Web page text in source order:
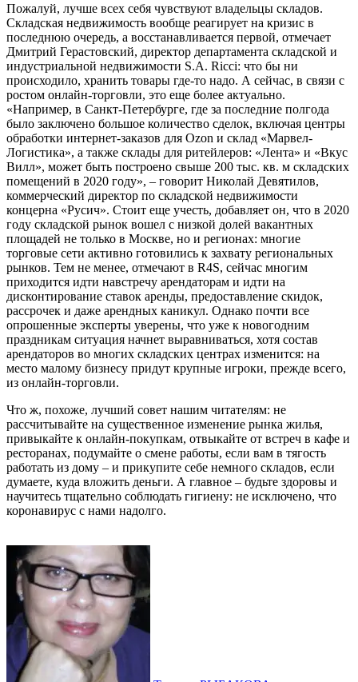
Пожалуй, лучше всех себя чувствуют владельцы складов.
Складская недвижимость вообще реагирует на кризис в
последнюю очередь, а восстанавливается первой, отмечает
Дмитрий Герастовский, директор департамента складской и
индустриальной недвижимости S.A. Ricci: что бы ни
происходило, хранить товары где-то надо. А сейчас, в связи с
ростом онлайн-торговли, это еще более актуально.
«Например, в Санкт-Петербурге, где за последние полгода
было заключено большое количество сделок, включая центры
обработки интернет-заказов для Ozon и склад «Марвел-
Логистика», а также склады для ритейлеров: «Лента» и «Вкус
Вилл», может быть построено свыше 200 тыс. кв. м складских
помещений в 2020 году», – говорит Николай Девятилов,
коммерческий директор по складской недвижимости
концерна «Русич». Стоит еще учесть, добавляет он, что в 2020
году складской рынок вошел с низкой долей вакантных
площадей не только в Москве, но и регионах: многие
торговые сети активно готовились к захвату региональных
рынков. Тем не менее, отмечают в R4S, сейчас многим
приходится идти навстречу арендаторам и идти на
дисконтирование ставок аренды, предоставление скидок,
рассрочек и даже арендных каникул. Однако почти все
опрошенные эксперты уверены, что уже к новогодним
праздникам ситуация начнет выравниваться, хотя состав
арендаторов во многих складских центрах изменится: на
место малому бизнесу придут крупные игроки, прежде всего,
из онлайн-торговли.
Что ж, похоже, лучший совет нашим читателям: не
рассчитывайте на существенное изменение рынка жилья,
привыкайте к онлайн-покупкам, отвыкайте от встреч в кафе и
ресторанах, подумайте о смене работы, если вам в тягость
работать из дому – и прикупите себе немного складов, если
думаете, куда вложить деньги. А главное – будьте здоровы и
научитесь тщательно соблюдать гигиену: не исключено, что
коронавирус с нами надолго.